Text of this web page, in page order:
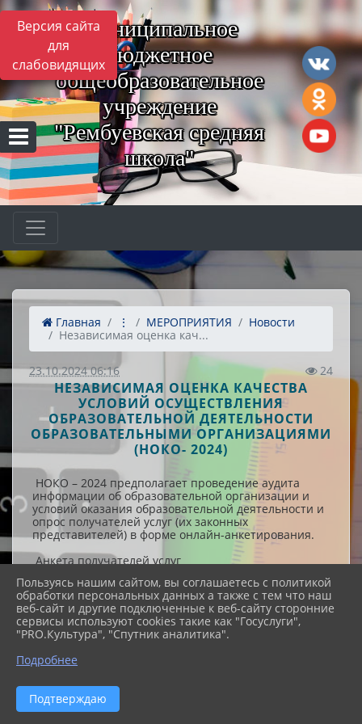
Версия сайта
для
слабовидящих
Муниципальное
бюджетное
общеобразовательное
учреждение
"Рембуевская средняя
школа"
Главная ⋮ МЕРОПРИЯТИЯ
Новости
Независимая оценка кач...
23.10.2024 06:16 24
НЕЗАВИСИМАЯ ОЦЕНКА КАЧЕСТВА
УСЛОВИЙ ОСУЩЕСТВЛЕНИЯ
ОБРАЗОВАТЕЛЬНОЙ ДЕЯТЕЛЬНОСТИ
ОБРАЗОВАТЕЛЬНЫМИ ОРГАНИЗАЦИЯМИ
(НОКO- 2024)
НОКО – 2024 предполагает проведение аудита
информации об образовательной организации и
условий оказания образовательной деятельности и
опрос получателей услуг (их законных
представителей) в форме онлайн-анкетирования.
Анкета получателей услуг
Анкета ООО -https://forms.gle/RzbstyeGakz2HcxR9
Для заполнения анкеты достаточно скопировать
ссылку, вставить в верхнюю строку браузера и
перейти по ссылке опроса в любом современном
Safari или Edge). При заполнении анкеты НЕ
продолжение заполнения анкеты в таком случае
будет невозможен.
Пользуясь нашим сайтом, вы соглашаетесь с политикой
обработки персональных данных а также с тем что наш
веб-сайт и другие подключенные к веб-сайту сторонние
сервисы используют cookies такие как "Госуслуги",
"PRO.Культура", "Спутник аналитика".
Подробнее
Подтверждаю